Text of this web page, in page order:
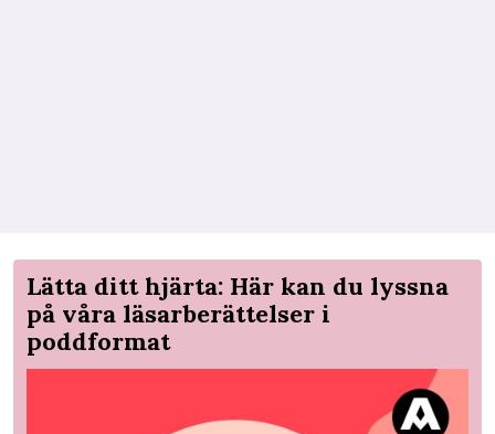
Lätta ditt hjärta: Här kan du lyssna
på våra läsarberättelser i
poddformat